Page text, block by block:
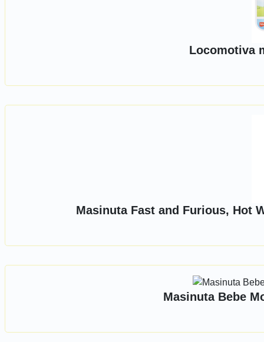
Locomotiva
Masinuta Fast and Furious, Hot
Masinuta Bebe